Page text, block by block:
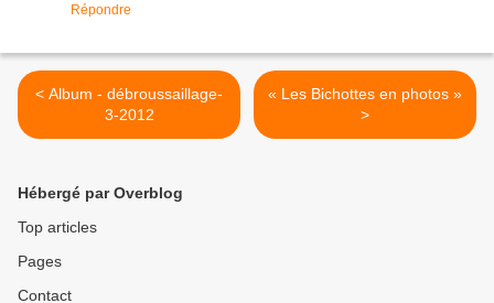
Répondre
< Album - débroussaillage-
3-2012
« Les Bichottes en photos »
>
Hébergé par Overblog
Top articles
Pages
Contact